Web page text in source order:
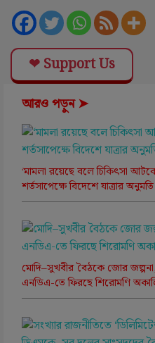
❤ Support Us
আরও পড়ুন ➤
‘মামলা রয়েছে বলে চিকিৎসা
শর্তসাপেক্ষে বিদেশে যাত্রার
মোদি–সুখবীর বৈঠকে জোর
এনডিএ-তে ফিরছে শিরোমণি